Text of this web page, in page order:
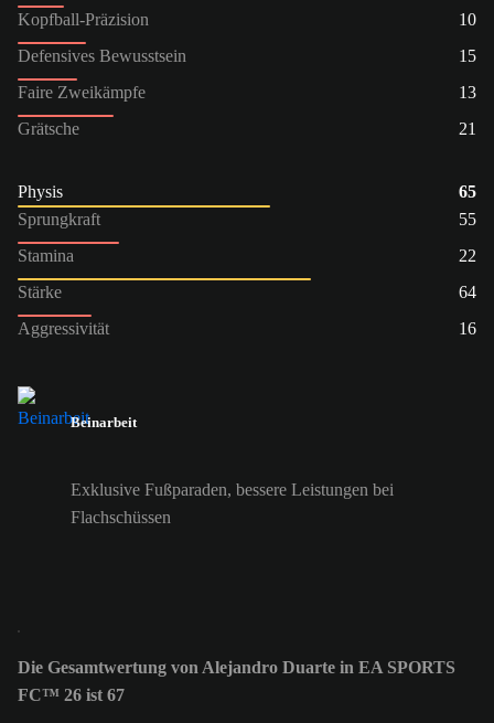
Kopfball-Präzision
10
Defensives Bewusstsein
15
Faire Zweikämpfe
13
Grätsche
21
Physis
65
Sprungkraft
55
Stamina
22
Stärke
64
Aggressivität
16
Beinarbeit
Exklusive Fußparaden, bessere Leistungen bei
Flachschüssen
Die Gesamtwertung von Alejandro Duarte in EA SPORTS
FC™ 26 ist 67